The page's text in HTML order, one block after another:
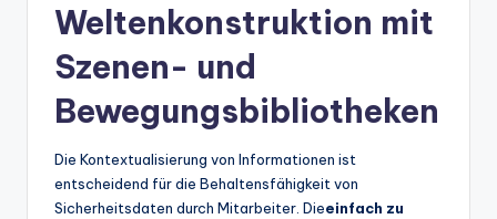
Weltenkonstruktion mit
Szenen- und
Bewegungsbibliotheken
Die Kontextualisierung von Informationen ist
entscheidend für die Behaltensfähigkeit von
Sicherheitsdaten durch Mitarbeiter. Dieeinfach zu